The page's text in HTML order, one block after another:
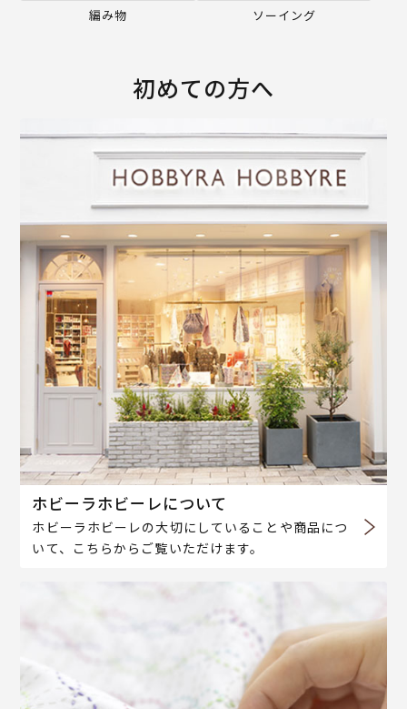
編み物 ソーイング
初めての方へ
ホビーラホビーレについて
ホビーラホビーレの大切にしていることや商品につ
いて、こちらからご覧いただけます。